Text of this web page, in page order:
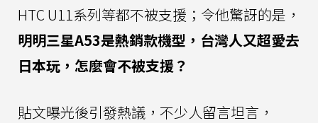
HTC U11系列等都不被支援；令他驚訝的是，
明明三星A53是熱銷款機型，台灣人又超愛去
日本玩，怎麼會不被支援？
貼文曝光後引發熱議，不少人留言坦言，